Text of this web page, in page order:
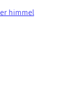
himmel